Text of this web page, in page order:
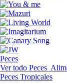
Peces
Ver todo Peces
Peces Tropicales